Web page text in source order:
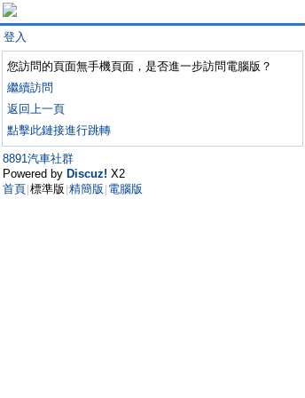
登入
您訪問的頁面無手機頁面，是否進一步訪問電腦版？
繼續訪問
返回上一頁
點擊此鏈接進行跳轉
8891汽車社群
Powered by Discuz! X2
首頁 標準版 精簡版 電腦版